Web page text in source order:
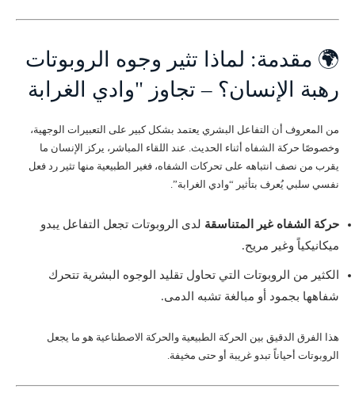
🌍 مقدمة: لماذا تثير وجوه الروبوتات
رهبة الإنسان؟ – تجاوز "وادي الغرابة
من المعروف أن التفاعل البشري يعتمد بشكل كبير على التعبيرات الوجهية،
وخصوصًا حركة الشفاه أثناء الحديث. عند اللقاء المباشر، يركز الإنسان ما
يقرب من نصف انتباهه على تحركات الشفاه، فغير الطبيعية منها تثير رد فعل
نفسي سلبي يُعرف بتأثير “وادي الغرابة”.
حركة الشفاه غير المتناسقة لدى الروبوتات تجعل التفاعل يبدو
ميكانيكياً وغير مريح.
الكثير من الروبوتات التي تحاول تقليد الوجوه البشرية تتحرك
شفاهها بجمود أو مبالغة تشبه الدمى.
هذا الفرق الدقيق بين الحركة الطبيعية والحركة الاصطناعية هو ما يجعل
الروبوتات أحياناً تبدو غريبة أو حتى مخيفة.